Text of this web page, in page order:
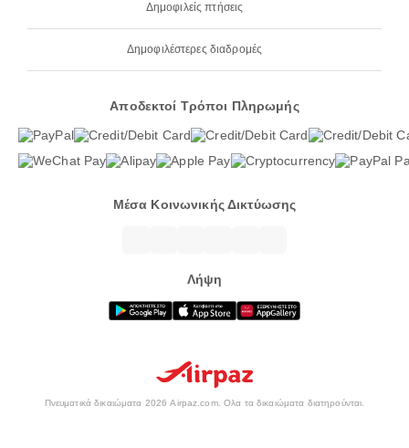
Δημοφιλείς πτήσεις
Δημοφιλέστερες διαδρομές
Αποδεκτοί Τρόποι Πληρωμής
Μέσα Κοινωνικής Δικτύωσης
Λήψη
Πνευματικά δικαιώματα 2026 Airpaz.com. Ολα τα δικαιώματα διατηρούνται.